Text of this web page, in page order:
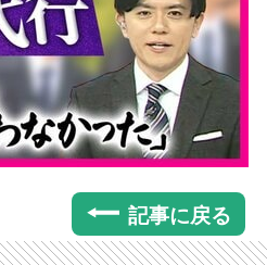
記事に戻る